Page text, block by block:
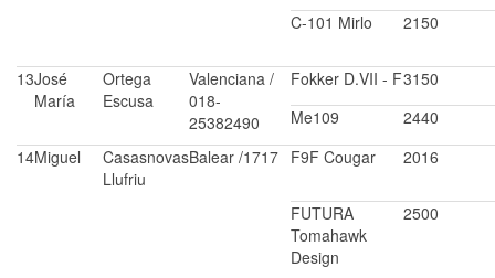
C-101 Mirlo
2150
13José
María
Ortega
Escusa
Valenciana /
018-
25382490
Fokker D.VII - F3150
Me109
2440
14Miguel
Casasnovas
Llufriu
Balear /1717 F9F Cougar 2016
FUTURA
Tomahawk
Design
2500